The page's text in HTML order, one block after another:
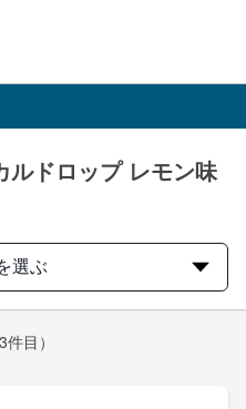
ルドロップ レモン味
選ぶ
件目）